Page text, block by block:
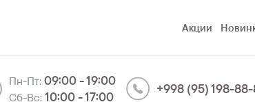
Акции
Пн-Пт:09:00 - 19:00
Сб-Вс:10:00 - 17:00
+998 (95) 198-